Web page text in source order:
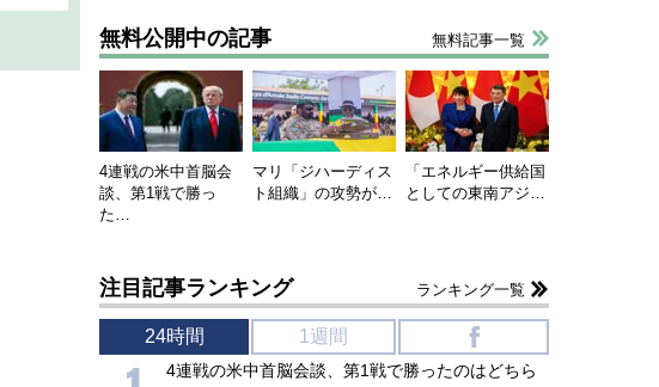
無料公開中の記事 無料記事一覧
4連戦の米中首脳会
談、第1戦で勝っ
た…
マリ「ジハーディス
ト組織」の攻勢が…
「エネルギー供給国
としての東南アジ…
注目記事ランキング ランキング一覧
24時間 1週間
4連戦の米中首脳会談、第1戦で勝ったのはどちら